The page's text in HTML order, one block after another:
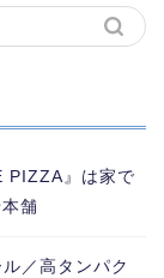
PIZZA』は家で
舗
／高タンパク